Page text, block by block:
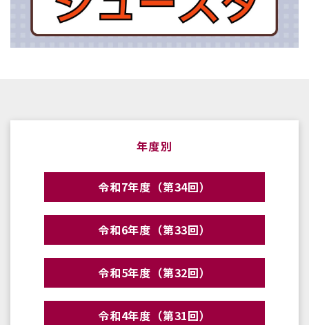
年度別
令和7年度（第34回）
令和6年度（第33回）
令和5年度（第32回）
令和4年度（第31回）